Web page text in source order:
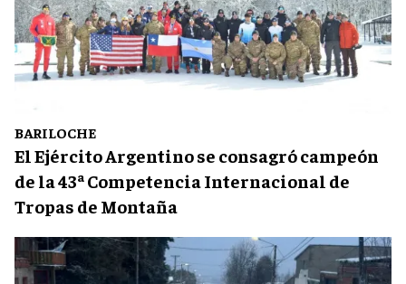
BARILOCHE
El Ejército Argentino se consagró campeón
de la 43ª Competencia Internacional de
Tropas de Montaña